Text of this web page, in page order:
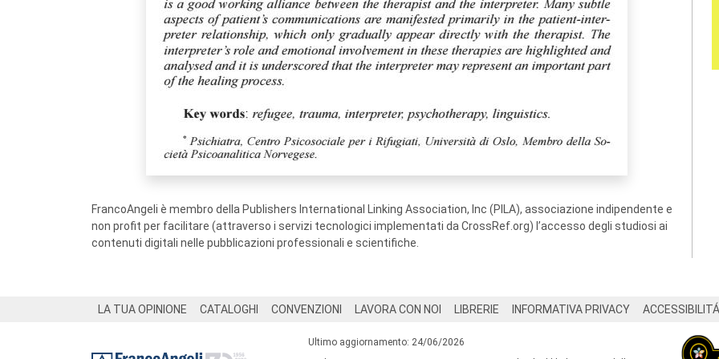
FrancoAngeli è membro della Publishers International Linking Association, Inc (PILA), associazione indipendente e
non profit per facilitare (attraverso i servizi tecnologici implementati da CrossRef.org) l’accesso degli studiosi ai
contenuti digitali nelle pubblicazioni professionali e scientifiche.
LA TUA OPINIONE CATALOGHI CONVENZIONI LAVORA CON NOI LIBRERIE INFORMATIVA PRIVACY ACCESSIBILITÁ
Ultimo aggiornamento: 24/06/2026